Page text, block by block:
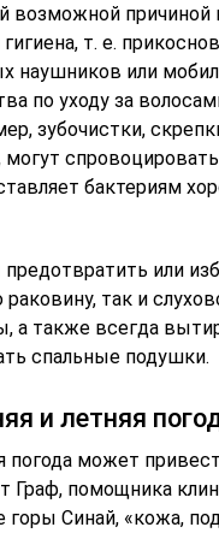
возможной причиной
гигиена, т. е.
наушников или
по уходу за
зубочистки,
бактериям
или
так и
а также всегда
спальные подушки.
и летняя
погода может
Граф, помощника
горы Синай, «кожа,